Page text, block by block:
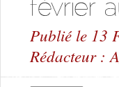
Publié le 13
Rédacteur :